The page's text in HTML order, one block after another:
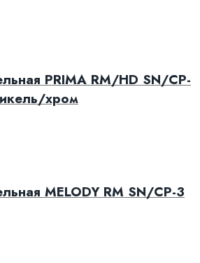
PRIMA RM/HD SN/CP-
хром
MELODY RM SN/CP-3